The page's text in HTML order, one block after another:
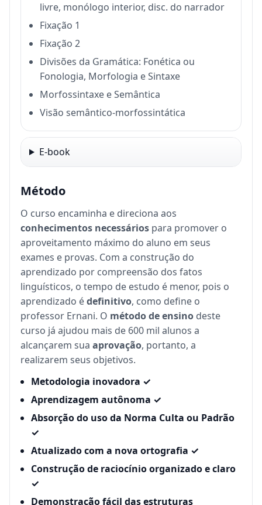
livre, monólogo interior, disc. do narrador
Fixação 1
Fixação 2
Divisões da Gramática: Fonética ou
Fonologia, Morfologia e Sintaxe
Morfossintaxe e Semântica
Visão semântico-morfossintática
E-book
Método
O curso encaminha e direciona aos
conhecimentos necessários para promover o
aproveitamento máximo do aluno em seus
exames e provas. Com a construção do
aprendizado por compreensão dos fatos
linguísticos, o tempo de estudo é menor, pois o
aprendizado édefinitivo, como define o
professor Ernani. O método de ensino deste
curso já ajudou mais de 600 mil alunos a
alcançarem sua aprovação, portanto, a
realizarem seus objetivos.
Metodologia inovadora ✓
Aprendizagem autônoma ✓
Absorção do uso da Norma Culta ou Padrão
✓
Atualizado com a nova ortografia ✓
Construção de raciocínio organizado e claro
✓
Demonstração fácil das estruturas